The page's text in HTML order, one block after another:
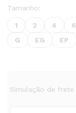
Tamanho:
1 2 4 6
G
EG EP
Simulação de frete